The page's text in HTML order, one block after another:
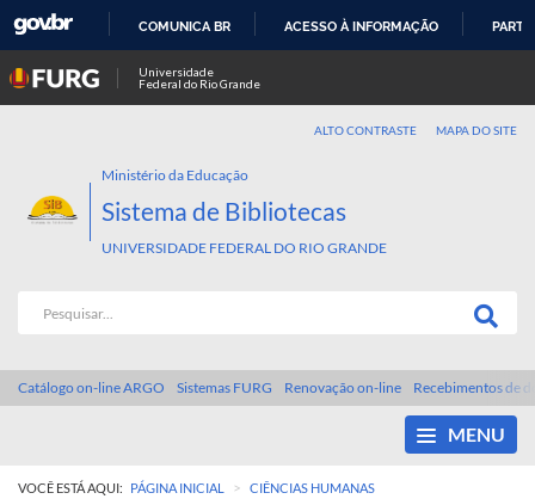
COMUNICA BR ACESSO À INFORMAÇÃO
Universidade
Federal do Rio Grande
ALTO CONTRASTE MAPA DO SITE
Ministério da Educação
Sistema de Bibliotecas
UNIVERSIDADE FEDERAL DO RIO GRANDE
Catálogo on-line ARGO Sistemas FURG Renovação on-line Recebimentos de
MENU
VOCÊ ESTÁ AQUI: PÁGINA INICIAL > CIÊNCIAS HUMANAS